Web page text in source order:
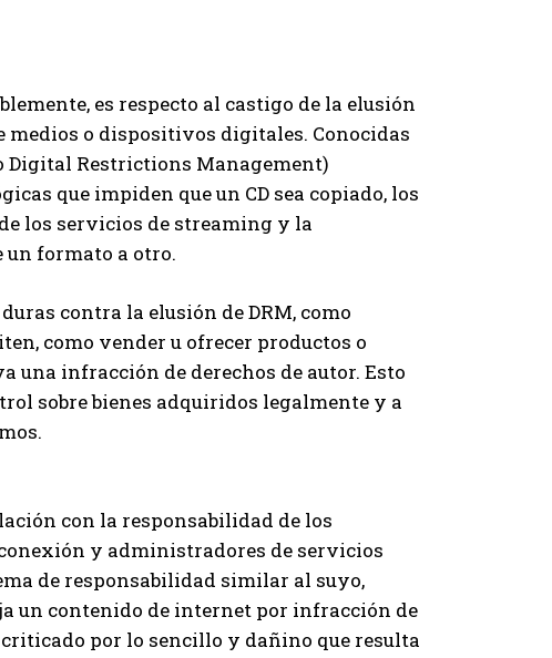
es respecto al castigo de la elusión
medios o dispositivos digitales. Conocidas
Digital Restrictions Management)
que impiden que un CD sea copiado, los
los servicios de streaming y la
formato a otro.
contra la elusión de DRM, como
como vender u ofrecer productos o
una infracción de derechos de autor. Esto
sobre bienes adquiridos legalmente y a
con la responsabilidad de los
y administradores de servicios
de responsabilidad similar al suyo,
un contenido de internet por infracción de
por lo sencillo y dañino que resulta